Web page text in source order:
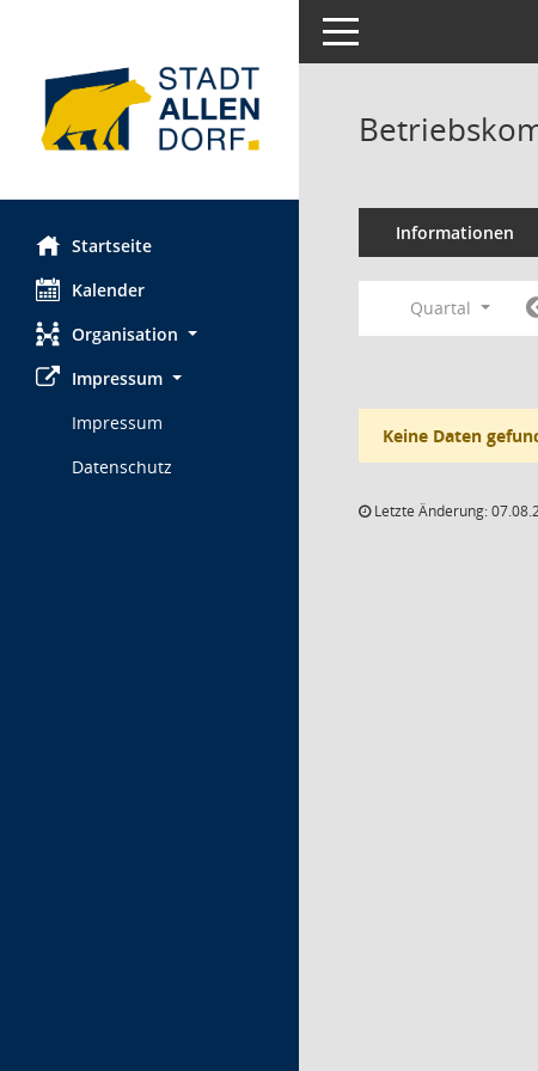
Startseite
Kalender
Organisation
Impressum
Impressum
Datenschutz
Toggle navigation
Informationen
Quartal
Keine Daten
Letzte Änderung: